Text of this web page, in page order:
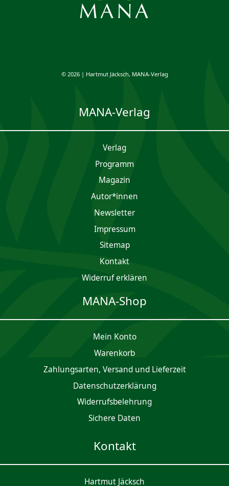
© 2026 | Hartmut Jäcksch, MANA-Verlag
MANA-Verlag
Verlag
Programm
Magazin
Autor*innen
Newsletter
Impres­sum
Sitemap
Kontakt
Widerruf erklären
MANA-Shop
Mein Konto
Waren­korb
Zahlungsarten, Versand und Lieferzeit
Daten­schutz­er­klärung
Widerrufsbelehrung
Sichere Daten
Kontakt
Hartmut Jäcksch